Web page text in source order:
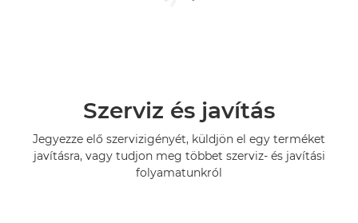
Szerviz és javítás
Jegyezze elő szervizigényét, küldjön el egy terméket
javításra, vagy tudjon meg többet szerviz- és javítási
folyamatunkról